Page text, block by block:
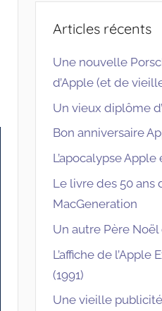
Articles récents
Une nouvelle
d’Apple (et de
Un vieux diplôme
Bon anniversaire
L’apocalypse Apple
Le livre des 50 ans
MacGeneration
Un autre Père Noël
L’affiche de
(1991)
Une vieille